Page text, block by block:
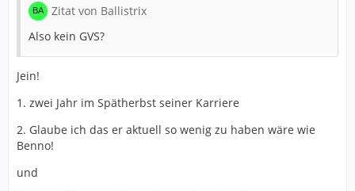
Zitat von Ballistrix
Also kein GVS?
Jein!
1. zwei Jahr im Spätherbst seiner Karriere
2. Glaube ich das er aktuell so wenig zu haben wäre wie
Benno!
und